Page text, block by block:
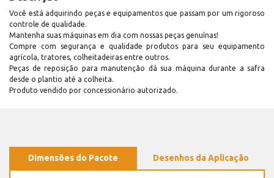
Você está adquirindo peças e equipamentos que passam por um rigoroso
controle de qualidade.
Mantenha suas máquinas em dia com nossas peças genuínas!
Compre com segurança e qualidade produtos para seu equipamento
agrícola, tratores, colheitadeiras entre outros.
Peças de reposição para manutenção dá sua máquina durante a safra
desde o plantio até a colheita.
Produto vendido por concessionário autorizado.
Dimensões do Pacote Desenhos da Aplicação